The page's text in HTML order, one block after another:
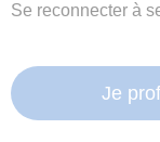
Se reconnecter à
Je